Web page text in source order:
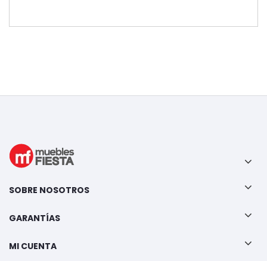
SOBRE NOSOTROS
GARANTÍAS
MI CUENTA